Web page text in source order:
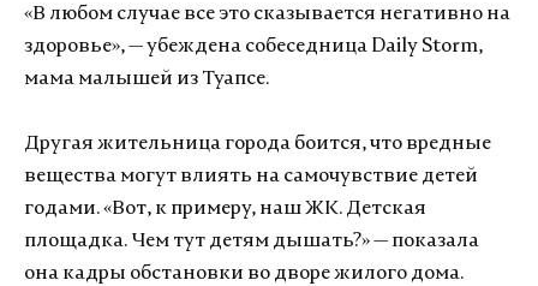
«В любом случае все это сказывается негативно на
здоровье», — убеждена собеседница Daily Storm,
мама малышей из Туапсе.
Другая жительница города боится, что вредные
вещества могут влиять на самочувствие детей
годами. «Вот, к примеру, наш ЖК. Детская
площадка. Чем тут детям дышать?» — показала
она кадры обстановки во дворе жилого дома.